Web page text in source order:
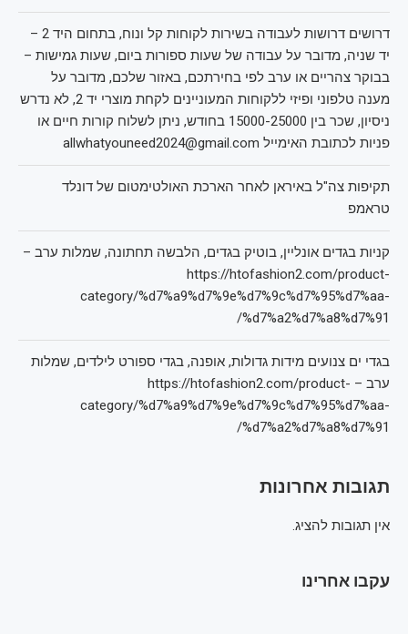
דרושים דרושות לעבודה בשירות לקוחות קל ונוח, בתחום היד 2 –
יד שניה, מדובר על עבודה של שעות ספורות ביום, שעות גמישות –
בבוקר צהריים או ערב לפי בחירתכם, באזור שלכם, מדובר על
מענה טלפוני ופיזי ללקוחות המעוניינים לקחת מוצרי יד 2, לא נדרש
ניסיון, שכר בין 15000-25000 בחודש, ניתן לשלוח קורות חיים או
פניות לכתובת האימייל allwhatyouneed2024@gmail.com
תקיפות צה"ל באיראן לאחר הארכת האולטימטום של דונלד
טראמפ
קניות בגדים אונליין, בוטיק בגדים, הלבשה תחתונה, שמלות ערב –
https://htofashion2.com/product-
category/%d7%a9%d7%9e%d7%9c%d7%95%d7%aa-
%d7%a2%d7%a8%d7%91/
בגדי ים צנועים מידות גדולות, אופנה, בגדי ספורט לילדים, שמלות
ערב – https://htofashion2.com/product-
category/%d7%a9%d7%9e%d7%9c%d7%95%d7%aa-
%d7%a2%d7%a8%d7%91/
תגובות אחרונות
אין תגובות להציג.
עקבו אחרינו